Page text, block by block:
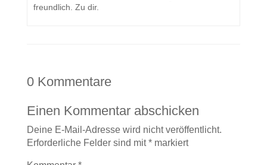
freundlich. Zu dir.
0 Kommentare
Einen Kommentar abschicken
Deine E-Mail-Adresse wird nicht veröffentlicht.
Erforderliche Felder sind mit*markiert